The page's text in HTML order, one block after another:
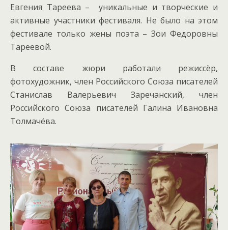
Евгения Тареева – уникальные и творческие и
активные участники фестиваля. Не было на этом
фестивале только жены поэта – Зои Федоровны
Тареевой.
В составе жюри работали режиссёр,
фотохудожник, член Российского Союза писателей
Станислав Валерьевич Заречанский, член
Российского Союза писателей Галина Ивановна
Толмачёва.